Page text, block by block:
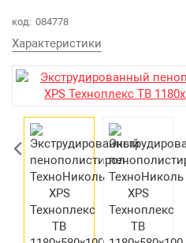
код: 084778
Характеристики
Возврат товара
Екатеринбург